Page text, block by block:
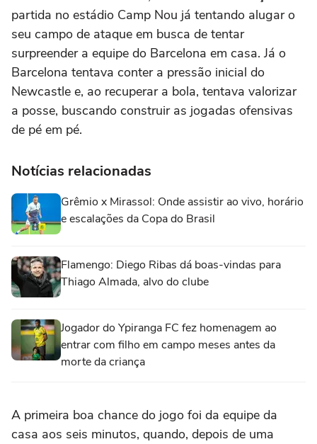
partida no estádio Camp Nou já tentando alugar o
seu campo de ataque em busca de tentar
surpreender a equipe do Barcelona em casa. Já o
Barcelona tentava conter a pressão inicial do
Newcastle e, ao recuperar a bola, tentava valorizar
a posse, buscando construir as jogadas ofensivas
de pé em pé.
Notícias relacionadas
Grêmio x Mirassol: Onde assistir ao vivo, horário
e escalações da Copa do Brasil
Flamengo: Diego Ribas dá boas-vindas para
Thiago Almada, alvo do clube
Jogador do Ypiranga FC fez homenagem ao
entrar com filho em campo meses antes da
morte da criança
A primeira boa chance do jogo foi da equipe da
casa aos seis minutos, quando, depois de uma